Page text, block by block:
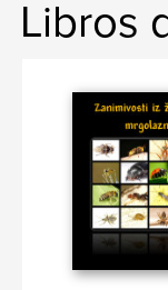
Libros